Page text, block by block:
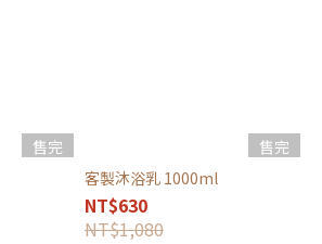
售完
售完
客製沐浴乳 1000ml
NT$630
NT$1,080